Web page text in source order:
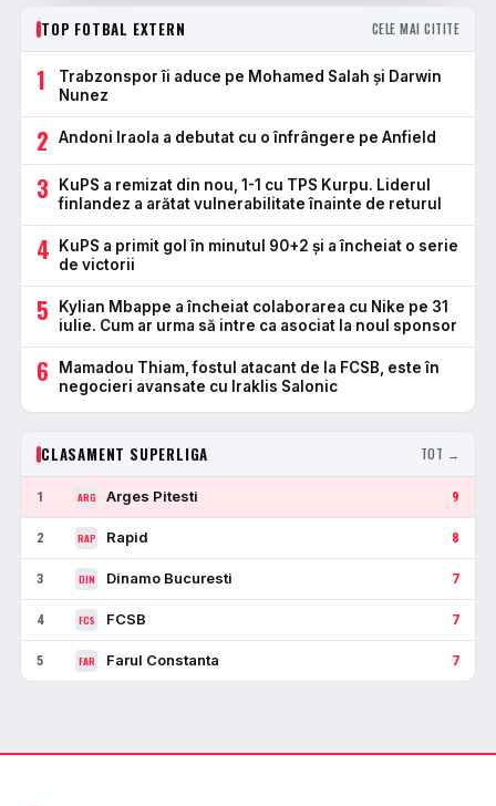
TOP FOTBAL EXTERN CELE MAI CITITE
1
Trabzonspor îi aduce pe Mohamed Salah și Darwin
Nunez
2 Andoni Iraola a debutat cu o înfrângere pe Anfield
3
KuPS a remizat din nou, 1-1 cu TPS Kurpu. Liderul
finlandez a arătat vulnerabilitate înainte de returul
4
KuPS a primit gol în minutul 90+2 și a încheiat o serie
de victorii
5
Kylian Mbappe a încheiat colaborarea cu Nike pe 31
iulie. Cum ar urma să intre ca asociat la noul sponsor
6
Mamadou Thiam, fostul atacant de la FCSB, este în
negocieri avansate cu Iraklis Salonic
CLASAMENT SUPERLIGA TOT →
1 ARG Arges Pitesti 9
2 RAP Rapid 8
3 DIN Dinamo Bucuresti 7
4 FCS FCSB 7
5 FAR Farul Constanta 7